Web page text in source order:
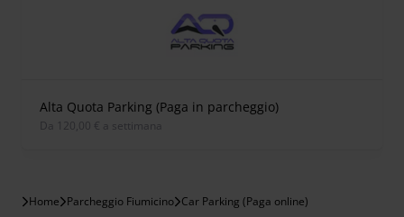
Alta Quota Parking (Paga in parcheggio)
Da 120,00 € a settimana
Home Parcheggio Fiumicino Car Parking (Paga online)